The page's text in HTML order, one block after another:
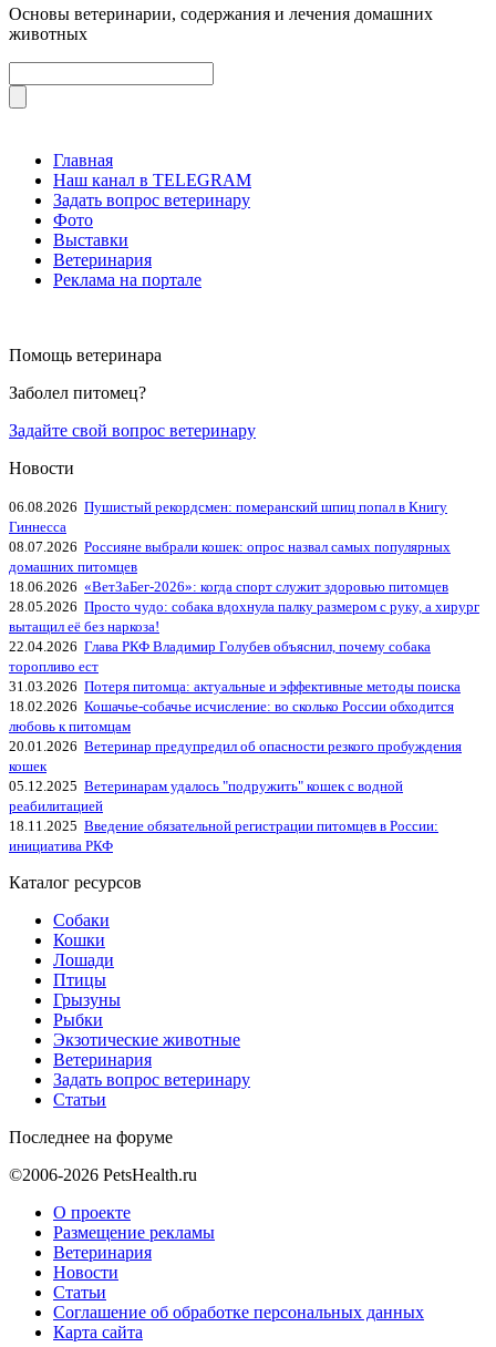
Основы ветеринарии, содержания и лечения домашних
животных
Главная
Наш канал в TELEGRAM
Задать вопрос ветеринару
Фото
Выставки
Ветеринария
Реклама на портале
Помощь ветеринара
Заболел питомец?
Задайте свой вопрос ветеринару
Новости
06.08.2026 Пушистый рекордсмен: померанский шпиц попал в Книгу
Гиннесса
08.07.2026 Россияне выбрали кошек: опрос назвал самых популярных
домашних питомцев
18.06.2026 «ВетЗаБег‑2026»: когда спорт служит здоровью питомцев
28.05.2026 Просто чудо: собака вдохнула палку размером с руку, а хирург
вытащил её без наркоза!
22.04.2026 Глава РКФ Владимир Голубев объяснил, почему собака
торопливо ест
31.03.2026 Потеря питомца: актуальные и эффективные методы поиска
18.02.2026 Кошачье-собачье исчисление: во сколько России обходится
любовь к питомцам
20.01.2026 Ветеринар предупредил об опасности резкого пробуждения
кошек
05.12.2025 Ветеринарам удалось "подружить" кошек с водной
реабилитацией
18.11.2025 Введение обязательной регистрации питомцев в России:
инициатива РКФ
Каталог ресурсов
Собаки
Кошки
Лошади
Птицы
Грызуны
Рыбки
Экзотические животные
Ветеринария
Задать вопрос ветеринару
Статьи
Последнее на форуме
©2006-2026 PetsHealth.ru
О проекте
Размещение рекламы
Ветеринария
Новости
Статьи
Соглашение об обработке персональных данных
Карта сайта